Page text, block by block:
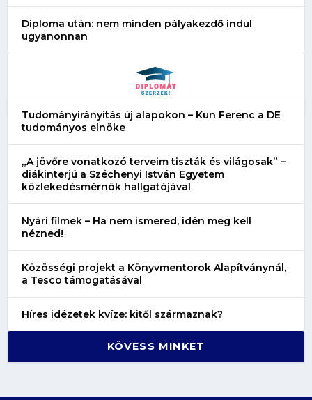
Diploma után: nem minden pályakezdő indul
ugyanonnan
Tudományirányítás új alapokon – Kun Ferenc a DE
tudományos elnöke
„A jövőre vonatkozó terveim tiszták és világosak” –
diákinterjú a Széchenyi István Egyetem
közlekedésmérnök hallgatójával
Nyári filmek – Ha nem ismered, idén meg kell
nézned!
Közösségi projekt a Könyvmentorok Alapítványnál,
a Tesco támogatásával
Híres idézetek kvíze: kitől származnak?
KÖVESS MINKET